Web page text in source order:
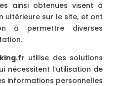
ainsi obtenues visent à
ultérieure sur le site, et ont
à permettre diverses
utilise des solutions
nécessitent l’utilisation de
informations personnelles